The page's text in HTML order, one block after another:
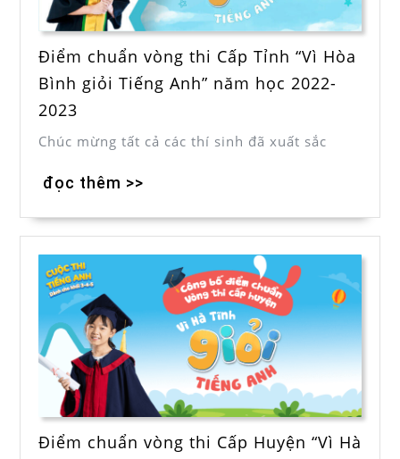
Điểm chuẩn vòng thi Cấp Tỉnh “Vì Hòa
Bình giỏi Tiếng Anh” năm học 2022-
2023
Chúc mừng tất cả các thí sinh đã xuất sắc
đọc thêm >>
Điểm chuẩn vòng thi Cấp Huyện “Vì Hà